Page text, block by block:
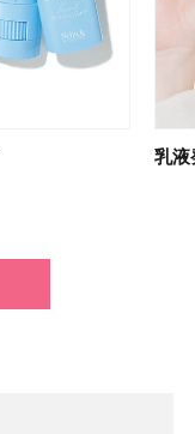
乳液